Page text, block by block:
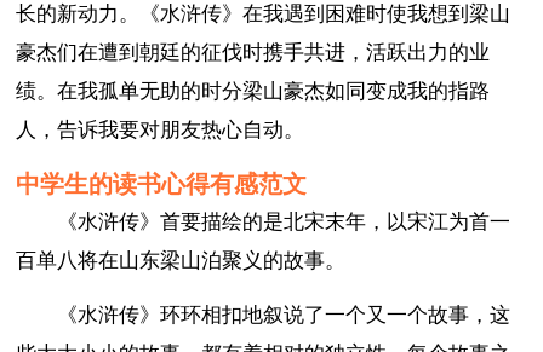
长的新动力。《水浒传》在我遇到困难时使我想到梁山
豪杰们在遭到朝廷的征伐时携手共进，活跃出力的业
绩。在我孤单无助的时分梁山豪杰如同变成我的指路
人，告诉我要对朋友热心自动。
中学生的读书心得有感范文
《水浒传》首要描绘的是北宋末年，以宋江为首一
百单八将在山东梁山泊聚义的故事。
《水浒传》环环相扣地叙说了一个又一个故事，这